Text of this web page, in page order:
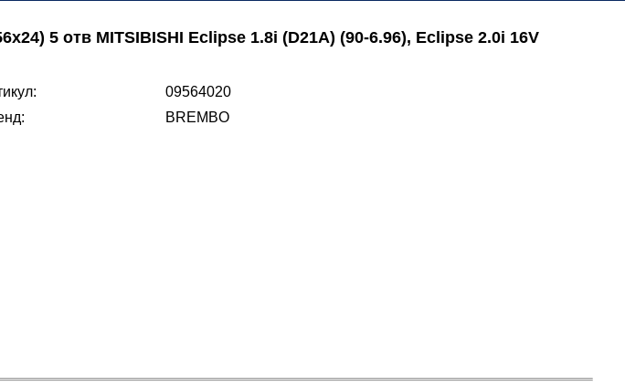
5 отв MITSIBISHI Eclipse 1.8i (D21A) (90-6.96), Eclipse 2.0i 16V
09564020
BREMBO